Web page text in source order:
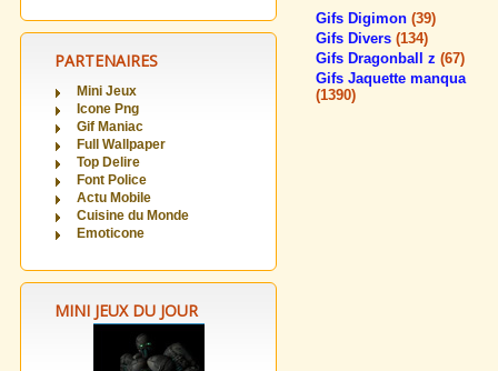
PARTENAIRES
Mini Jeux
Icone Png
Gif Maniac
Full Wallpaper
Top Delire
Font Police
Actu Mobile
Cuisine du Monde
Emoticone
MINI JEUX DU JOUR
Gifs Digimon (39)
Gifs Divers (134)
Gifs Dragonball z (67)
Gifs Jaquette manqua
(1390)